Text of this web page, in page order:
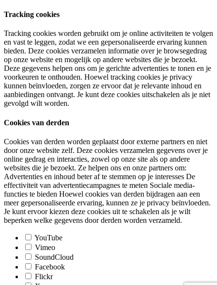
Tracking cookies
Tracking cookies worden gebruikt om je online activiteiten te volgen
en vast te leggen, zodat we een gepersonaliseerde ervaring kunnen
bieden. Deze cookies verzamelen informatie over je browsegedrag
op onze website en mogelijk op andere websites die je bezoekt.
Deze gegevens helpen ons om je gerichte advertenties te tonen en je
voorkeuren te onthouden. Hoewel tracking cookies je privacy
kunnen beïnvloeden, zorgen ze ervoor dat je relevante inhoud en
aanbiedingen ontvangt. Je kunt deze cookies uitschakelen als je niet
gevolgd wilt worden.
Cookies van derden
Cookies van derden worden geplaatst door externe partners en niet
door onze website zelf. Deze cookies verzamelen gegevens over je
online gedrag en interacties, zowel op onze site als op andere
websites die je bezoekt. Ze helpen ons en onze partners om:
Advertenties en inhoud beter af te stemmen op je interesses De
effectiviteit van advertentiecampagnes te meten Sociale media-
functies te bieden Hoewel cookies van derden bijdragen aan een
meer gepersonaliseerde ervaring, kunnen ze je privacy beïnvloeden.
Je kunt ervoor kiezen deze cookies uit te schakelen als je wilt
beperken welke gegevens door derden worden verzameld.
YouTube
Vimeo
SoundCloud
Facebook
Flickr